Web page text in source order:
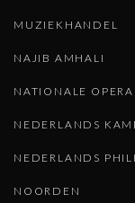
MUZIEKHANDEL
NAJIB AMHALI
NATIONALE OPERA
NEDERLANDS
NEDERLANDS
NOORDEN